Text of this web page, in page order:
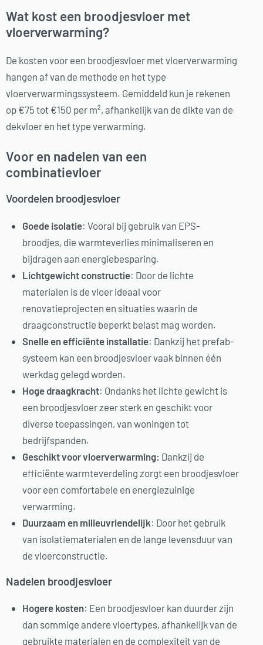
Wat kost een broodjesvloer met
vloerverwarming?
De kosten voor een broodjesvloer met vloerverwarming
hangen af van de methode en het type
vloerverwarmingssysteem. Gemiddeld kun je rekenen
op €75 tot €150 per m², afhankelijk van de dikte van de
dekvloer en het type verwarming.
Voor en nadelen van een
combinatievloer
Voordelen broodjesvloer
Goede isolatie: Vooral bij gebruik van EPS-
broodjes, die warmteverlies minimaliseren en
bijdragen aan energiebesparing.
Lichtgewicht constructie: Door de lichte
materialen is de vloer ideaal voor
renovatieprojecten en situaties waarin de
draagconstructie beperkt belast mag worden.
Snelle en efficiënte installatie: Dankzij het prefab-
systeem kan een broodjesvloer vaak binnen één
werkdag gelegd worden.
Hoge draagkracht: Ondanks het lichte gewicht is
een broodjesvloer zeer sterk en geschikt voor
diverse toepassingen, van woningen tot
bedrijfspanden.
Geschikt voor vloerverwarming: Dankzij de
efficiënte warmteverdeling zorgt een broodjesvloer
voor een comfortabele en energiezuinige
verwarming.
Duurzaam en milieuvriendelijk: Door het gebruik
van isolatiematerialen en de lange levensduur van
de vloerconstructie.
Nadelen broodjesvloer
Hogere kosten: Een broodjesvloer kan duurder zijn
dan sommige andere vloertypes, afhankelijk van de
gebruikte materialen en de complexiteit van de